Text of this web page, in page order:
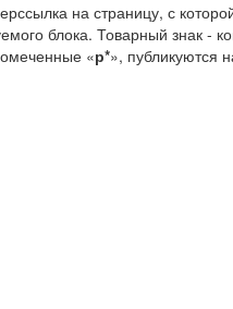
на страницу, с
блока. Товарный знак -
«р*», публикуются